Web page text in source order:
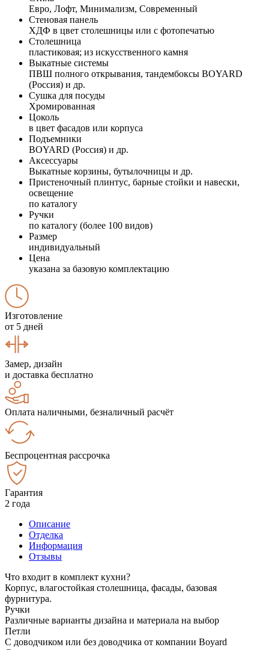
Евро, Лофт, Минимализм, Современный
Стеновая панель
ХДФ в цвет столешницы или с фотопечатью
Столешница
пластиковая; из искусственного камня
Выкатные системы
ПВШ полного открывания, тандембоксы BOYARD
(Россия) и др.
Сушка для посуды
Хромированная
Цоколь
в цвет фасадов или корпуса
Подъемники
BOYARD (Россия) и др.
Аксессуары
Выкатные корзины, бутылочницы и др.
Пристеночный плинтус, барные стойки и навески,
освещение
по каталогу
Ручки
по каталогу (более 100 видов)
Размер
индивидуальный
Цена
указана за базовую комплектацию
Изготовление
от 5 дней
Замер, дизайн
и доставка бесплатно
Оплата наличными, безналичный расчёт
Беспроцентная рассрочка
Гарантия
2 года
Описание
Отделка
Информация
Отзывы
Что входит в комплект кухни?
Корпус, влагостойкая столешница, фасады, базовая
фурнитура.
Ручки
Различные варианты дизайна и материала на выбор
Петли
С доводчиком или без доводчика от компании Boyard